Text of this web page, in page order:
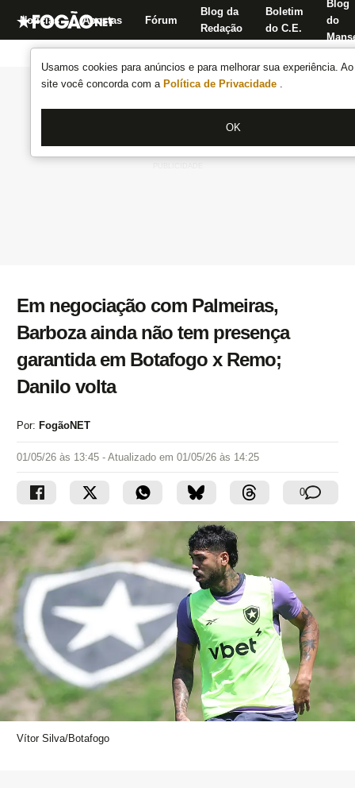
Usamos cookies para anúncios e para melhorar sua experiência.
site você concorda com a Política de Privacidade .
OK
Notícias Apostas Fórum
Blog da
Redação
Boletim
do C.E.
Blog
do
Em negociação com Palmeiras,
Barboza ainda não tem presença
garantida em Botafogo x Remo;
Danilo volta
Por: FogãoNET
01/05/26 às 13:45 - Atualizado em 01/05/26 às 14:25
0
Vítor Silva/Botafogo